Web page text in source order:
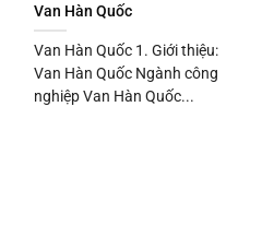
Van Hàn Quốc
Van Hàn Quốc 1. Giới thiệu:
Van Hàn Quốc Ngành công
nghiệp Van Hàn Quốc...